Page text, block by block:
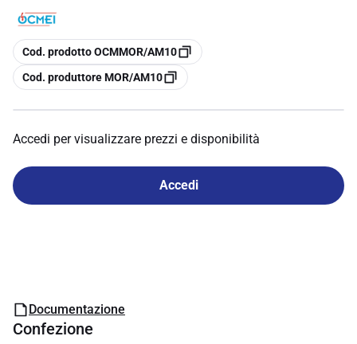
copia
Cod. prodotto OCMMOR/AM10
copia
Cod. produttore MOR/AM10
Accedi per visualizzare prezzi e disponibilità
Accedi
Documentazione
Confezione